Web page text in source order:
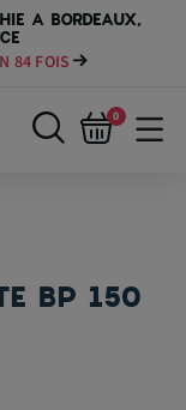
A BORDEAUX,
84 FOIS
0
BP 150